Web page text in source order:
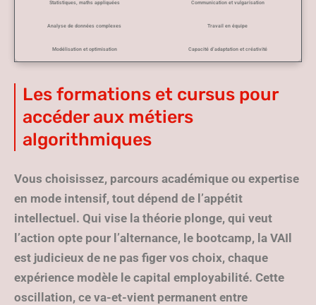
Statistiques, maths appliquées Communication et vulgarisation
Analyse de données complexes Travail en équipe
Modélisation et optimisation Capacité d’adaptation et créativité
Les formations et cursus pour
accéder aux métiers
algorithmiques
Vous choisissez, parcours académique ou expertise
en mode intensif, tout dépend de l’appétit
intellectuel. Qui vise la théorie plonge, qui veut
l’action opte pour l’alternance, le bootcamp, la VAIl
est judicieux de ne pas figer vos choix, chaque
expérience modèle le capital employabilité. Cette
oscillation, ce va-et-vient permanent entre